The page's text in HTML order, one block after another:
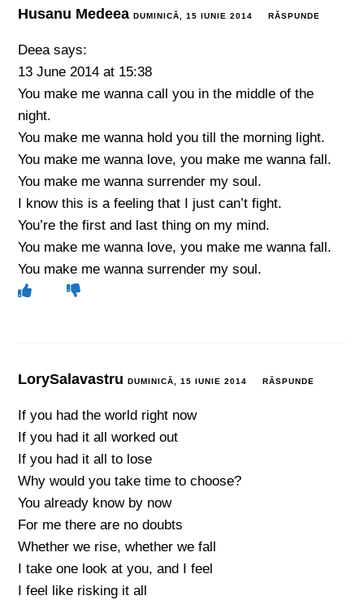
Husanu MedeeaDUMINICĂ, 15 IUNIE 2014 RĂSPUNDE
Deea says:
13 June 2014 at 15:38
You make me wanna call you in the middle of the
night.
You make me wanna hold you till the morning light.
You make me wanna love, you make me wanna fall.
You make me wanna surrender my soul.
I know this is a feeling that I just can’t fight.
You’re the first and last thing on my mind.
You make me wanna love, you make me wanna fall.
You make me wanna surrender my soul.
LorySalavastruDUMINICĂ, 15 IUNIE 2014 RĂSPUNDE
If you had the world right now
If you had it all worked out
If you had it all to lose
Why would you take time to choose?
You already know by now
For me there are no doubts
Whether we rise, whether we fall
I take one look at you, and I feel
I feel like risking it all